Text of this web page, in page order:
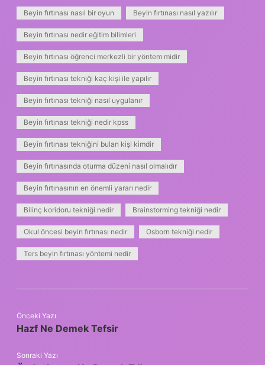
Beyin fırtınası nasıl bir oyun Beyin fırtınası nasıl yazılır
Beyin fırtınası nedir eğitim bilimleri
Beyin fırtınası öğrenci merkezli bir yöntem midir
Beyin fırtınası tekniği kaç kişi ile yapılır
Beyin fırtınası tekniği nasıl uygulanır
Beyin fırtınası tekniği nedir kpss
Beyin fırtınası tekniğini bulan kişi kimdir
Beyin fırtınasında oturma düzeni nasıl olmalıdır
Beyin fırtınasının en önemli yararı nedir
Bilinç koridoru tekniği nedir Brainstorming tekniği nedir
Okul öncesi beyin fırtınası nedir Osborn tekniği nedir
Ters beyin fırtınası yöntemi nedir
Önceki Yazı
Hazf Ne Demek Tefsir
Sonraki Yazı